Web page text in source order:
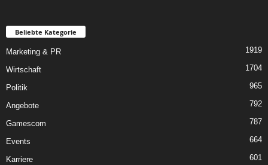
Beliebte Kategorie
Marketing & PR 1919
Wirtschaft 1704
Politik 965
Angebote 792
Gamescom 787
Events 664
Karriere 601